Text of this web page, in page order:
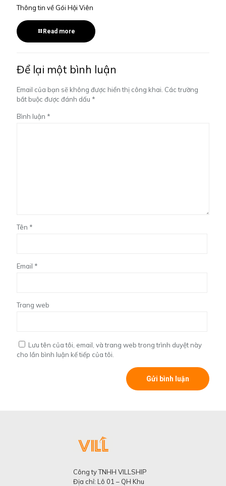
Thông tin về Gói Hội Viên
Read more
Để lại một bình luận
Email của bạn sẽ không được hiển thị công khai. Các trường
bắt buộc được đánh dấu *
Bình luận *
Tên *
Email *
Trang web
Lưu tên của tôi, email, và trang web trong trình duyệt này
cho lần bình luận kế tiếp của tôi.
Công ty TNHH VILLSHIP
Địa chỉ: Lô 01 – QH Khu